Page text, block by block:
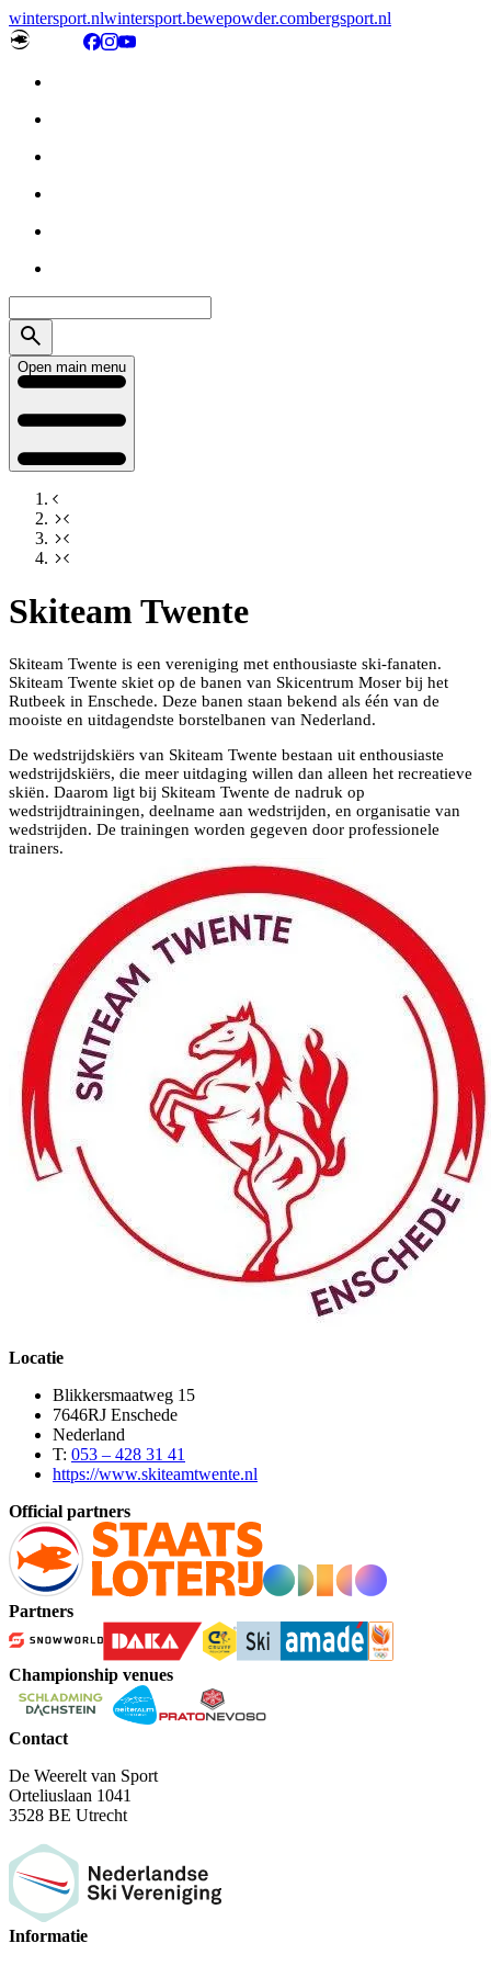
wintersport.nlwintersport.bewepowder.combergsport.nl
Open main menu
Skiteam Twente
Skiteam Twente is een vereniging met enthousiaste ski-fanaten.
Skiteam Twente skiet op de banen van Skicentrum Moser bij het
Rutbeek in Enschede. Deze banen staan bekend als één van de
mooiste en uitdagendste borstelbanen van Nederland.
De wedstrijdskiërs van Skiteam Twente bestaan uit enthousiaste
wedstrijdskiërs, die meer uitdaging willen dan alleen het recreatieve
skiën. Daarom ligt bij Skiteam Twente de nadruk op
wedstrijdtrainingen, deelname aan wedstrijden, en organisatie van
wedstrijden. De trainingen worden gegeven door professionele
trainers.
Locatie
Blikkersmaatweg 15
7646RJ Enschede
Nederland
T: 053 – 428 31 41
https://www.skiteamtwente.nl
Official partners
Partners
Championship venues
Contact
De Weerelt van Sport
Orteliuslaan 1041
3528 BE Utrecht
Informatie